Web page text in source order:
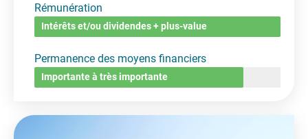
Rémunération
Intérêts et/ou dividendes + plus-value
Permanence des moyens financiers
Importante à très importante